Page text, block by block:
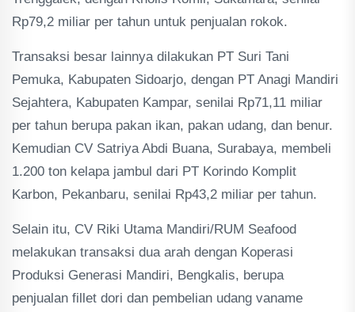
Rp79,2 miliar per tahun untuk penjualan rokok.
Transaksi besar lainnya dilakukan PT Suri Tani
Pemuka, Kabupaten Sidoarjo, dengan PT Anagi Mandiri
Sejahtera, Kabupaten Kampar, senilai Rp71,11 miliar
per tahun berupa pakan ikan, pakan udang, dan benur.
Kemudian CV Satriya Abdi Buana, Surabaya, membeli
1.200 ton kelapa jambul dari PT Korindo Komplit
Karbon, Pekanbaru, senilai Rp43,2 miliar per tahun.
Selain itu, CV Riki Utama Mandiri/RUM Seafood
melakukan transaksi dua arah dengan Koperasi
Produksi Generasi Mandiri, Bengkalis, berupa
penjualan fillet dori dan pembelian udang vaname